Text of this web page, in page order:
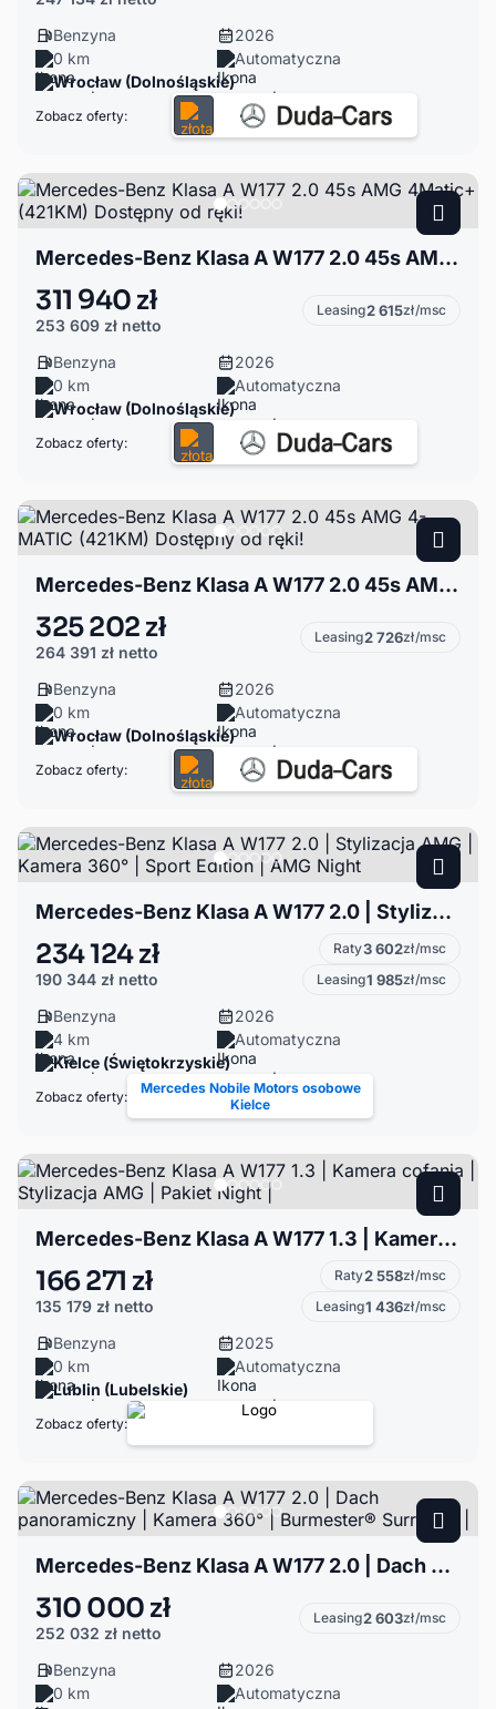
Benzyna
2026
0 km
Automatyczna
Wrocław (Dolnośląskie)
Zobacz oferty:
Mercedes-Benz Klasa A W177 2.0 45s AMG 4Matic+(421KM) Dostępny od ręki!
311 940 zł
253 609 zł netto
Leasing2 615zł/msc
Benzyna
2026
0 km
Automatyczna
Wrocław (Dolnośląskie)
Zobacz oferty:
Mercedes-Benz Klasa A W177 2.0 45s AMG 4-MATIC (421KM) Dostępny od ręki!
325 202 zł
264 391 zł netto
Leasing2 726zł/msc
Benzyna
2026
0 km
Automatyczna
Wrocław (Dolnośląskie)
Zobacz oferty:
Mercedes-Benz Klasa A W177 2.0 | Stylizacja AMG | Kamera 360° | Sport Edition | AMG Night
234 124 zł
190 344 zł netto
Raty3 602zł/msc
Leasing1 985zł/msc
Benzyna
2026
4 km
Automatyczna
Kielce (Świętokrzyskie)
Zobacz oferty:
Mercedes Nobile Motors osobowe
Kielce
Mercedes-Benz Klasa A W177 1.3 | Kamera cofania | Stylizacja AMG | Pakiet Night |
166 271 zł
135 179 zł netto
Raty2 558zł/msc
Leasing1 436zł/msc
Benzyna
2025
0 km
Automatyczna
Lublin (Lubelskie)
Zobacz oferty:
Mercedes-Benz Klasa A W177 2.0 | Dach panoramiczny | Kamera 360° | Burmester® Surround |
310 000 zł
252 032 zł netto
Leasing2 603zł/msc
Benzyna
2026
0 km
Automatyczna